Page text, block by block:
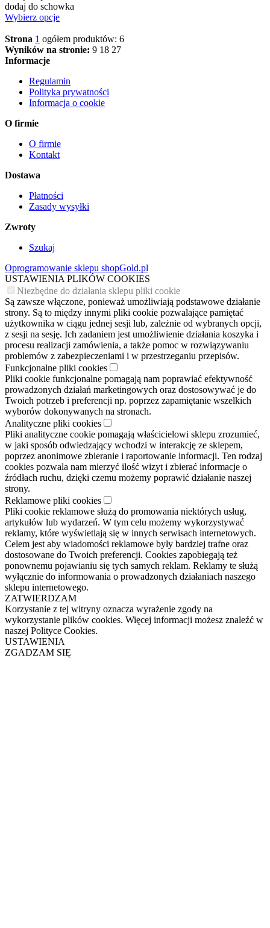
dodaj do schowka
Wybierz opcje
Strona 1 ogółem produktów: 6
Wyników na stronie: 9 18 27
Informacje
Regulamin
Polityka prywatności
Informacja o cookie
O firmie
O firmie
Kontakt
Dostawa
Płatności
Zasady wysyłki
Zwroty
Szukaj
Oprogramowanie sklepu shopGold.pl
USTAWIENIA PLIKÓW COOKIES
Niezbędne do działania sklepu pliki cookie
Są zawsze włączone, ponieważ umożliwiają podstawowe działanie
strony. Są to między innymi pliki cookie pozwalające pamiętać
użytkownika w ciągu jednej sesji lub, zależnie od wybranych opcji,
z sesji na sesję. Ich zadaniem jest umożliwienie działania koszyka i
procesu realizacji zamówienia, a także pomoc w rozwiązywaniu
problemów z zabezpieczeniami i w przestrzeganiu przepisów.
Funkcjonalne pliki cookies
Pliki cookie funkcjonalne pomagają nam poprawiać efektywność
prowadzonych działań marketingowych oraz dostosowywać je do
Twoich potrzeb i preferencji np. poprzez zapamiętanie wszelkich
wyborów dokonywanych na stronach.
Analityczne pliki cookies
Pliki analityczne cookie pomagają właścicielowi sklepu zrozumieć,
w jaki sposób odwiedzający wchodzi w interakcję ze sklepem,
poprzez anonimowe zbieranie i raportowanie informacji. Ten rodzaj
cookies pozwala nam mierzyć ilość wizyt i zbierać informacje o
źródłach ruchu, dzięki czemu możemy poprawić działanie naszej
strony.
Reklamowe pliki cookies
Pliki cookie reklamowe służą do promowania niektórych usług,
artykułów lub wydarzeń. W tym celu możemy wykorzystywać
reklamy, które wyświetlają się w innych serwisach internetowych.
Celem jest aby wiadomości reklamowe były bardziej trafne oraz
dostosowane do Twoich preferencji. Cookies zapobiegają też
ponownemu pojawianiu się tych samych reklam. Reklamy te służą
wyłącznie do informowania o prowadzonych działaniach naszego
sklepu internetowego.
ZATWIERDZAM
Korzystanie z tej witryny oznacza wyrażenie zgody na
wykorzystanie plików cookies. Więcej informacji możesz znaleźć w
naszej Polityce Cookies.
USTAWIENIA
ZGADZAM SIĘ